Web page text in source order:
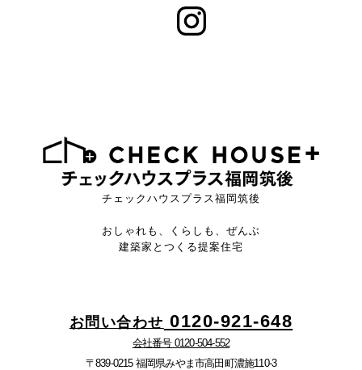
チェックハウスプラス福岡筑後
おしゃれも、くらしも、ぜんぶ
建築家とつくる提案住宅
お問い合わせ 0120-921-648
会社番号 0120-504-552
〒839-0215 福岡県みやま市高田町濃施110-3